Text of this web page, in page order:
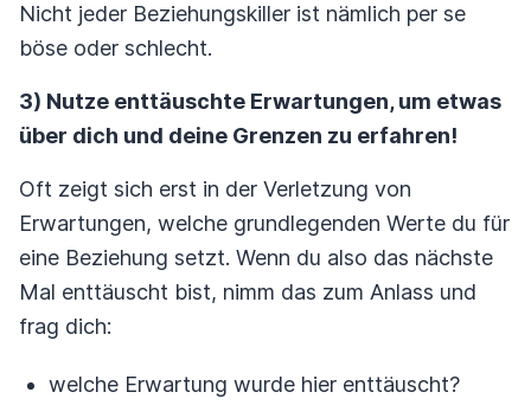
Nicht jeder Beziehungskiller ist nämlich per se
böse oder schlecht.
3) Nutze enttäuschte Erwartungen, um etwas
über dich und deine Grenzen zu erfahren!
Oft zeigt sich erst in der Verletzung von
Erwartungen, welche grundlegenden Werte du für
eine Beziehung setzt. Wenn du also das nächste
Mal enttäuscht bist, nimm das zum Anlass und
frag dich:
welche Erwartung wurde hier enttäuscht?